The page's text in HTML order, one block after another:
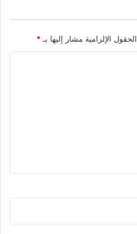
الحقول الإلزامية مشار إليها بـ*